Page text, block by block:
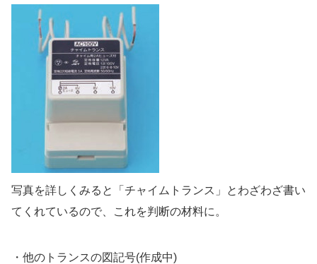
写真を詳しくみると「チャイムトランス」とわざわざ書い
てくれているので、これを判断の材料に。
・他のトランスの図記号(作成中)